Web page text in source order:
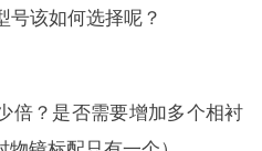
号该如何选择呢？
倍？是否需要增加多个相衬